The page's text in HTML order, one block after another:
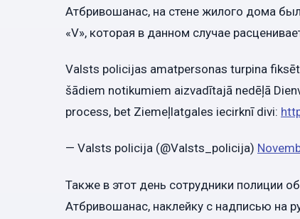
Атбривошанас, на стене жилого дома
«V», которая в данном случае
Valsts policijas amatpersonas turpina
šādiem notikumiem aizvadītajā nedēļā
process, bet Ziemeļlatgales iecirknī divi:
— Valsts policija (@Valsts_policija)
Также в этот день сотрудники полиции
Атбривошанас, наклейку с надписью на